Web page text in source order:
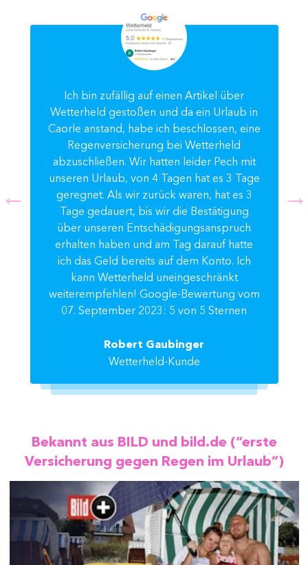
Ich bin zufällig auf einen Artikel über
Wetterheld gestoßen und da ein Urlaub in
Caorle anstand, habe ich beschlossen, eine
Regenversicherung bei Wetterheld
abzuschließen. Wir hatten leider Pech mit
unseren Urlaub, von 4 Tagen hat es 3 Tage
geregnet. Als wir zurück waren, hat es 3
Tage gedauert, bis wir die Bestätigung
über unseren Entschädigungsanspruch
erhalten haben und am Tag darauf hatte
ich das Geld bereits auf dem Konto. Ich
kann Wetterheld uneingeschränkt
weiterempfehlen! Google-Bewertung vom
07. September 2023: 5 von 5 Sternen
Robert Gaubinger
Wetterheld-Kunde
Bekannt aus BILD und bild.de (“erste
Versicherung gegen Regen im Urlaub”)